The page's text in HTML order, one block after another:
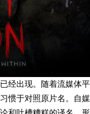
经出现。随着流媒体平
惯于对照原片名。自媒